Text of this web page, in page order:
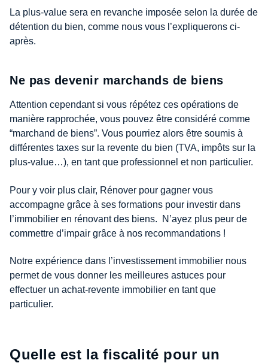
La plus-value sera en revanche imposée selon la durée de
détention du bien, comme nous vous l’expliquerons ci-
après.
Ne pas devenir marchands de biens
Attention cependant si vous répétez ces opérations de
manière rapprochée, vous pouvez être considéré comme
“marchand de biens”. Vous pourriez alors être soumis à
différentes taxes sur la revente du bien (TVA, impôts sur la
plus-value…), en tant que professionnel et non particulier.
Pour y voir plus clair, Rénover pour gagner vous
accompagne grâce à ses formations pour investir dans
l’immobilier en rénovant des biens. N’ayez plus peur de
commettre d’impair grâce à nos recommandations !
Notre expérience dans l’investissement immobilier nous
permet de vous donner les meilleures astuces pour
effectuer un achat-revente immobilier en tant que
particulier.
Quelle est la fiscalité pour un